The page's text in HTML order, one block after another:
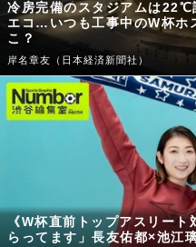
冷房完備のスタジアムは22℃
エコ…いつも工事中のW杯ホ
こ？
岸名章友（日本経済新聞社）
《W杯直前トップアスリー
らってます」長友佑都×池江